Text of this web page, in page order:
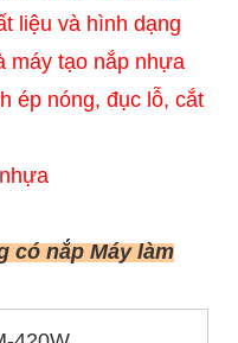
liệu và hình dạng
máy tạo nắp nhựa
ép nóng, đục lỗ, cắt
có nắp Máy làm